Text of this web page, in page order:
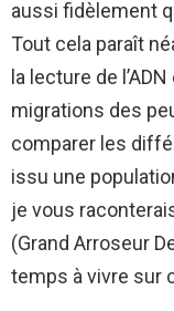
aussi fidèlement
Tout cela paraît
la lecture de
migrations des
comparer les
issu une
je vous
(Grand Arroseur
temps à vivre sur